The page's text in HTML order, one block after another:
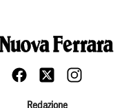
Redazione